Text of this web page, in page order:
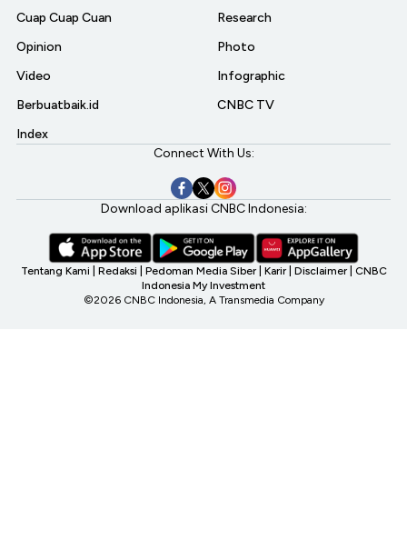
Cuap Cuap Cuan
Opinion
Video
Berbuatbaik.id
Index
Research
Photo
Infographic
CNBC TV
Connect With Us:
Download aplikasi CNBC Indonesia:
Tentang Kami Redaksi Pedoman Media Siber Karir Disclaimer CNBC
Indonesia My Investment
©2026 CNBC Indonesia, A Transmedia Company